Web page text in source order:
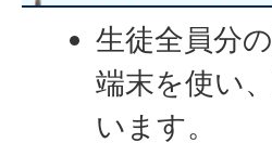
生徒全員分
端末を使い
います。